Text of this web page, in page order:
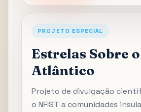
PROJETO ESPECIAL
Estrelas Sobre o
Atlântico
Projeto de divulgação
o NFIST a comunidades